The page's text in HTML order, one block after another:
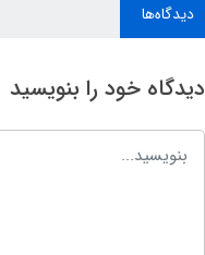
دیدگاه‌ها
دیدگاه خود را بنویسید